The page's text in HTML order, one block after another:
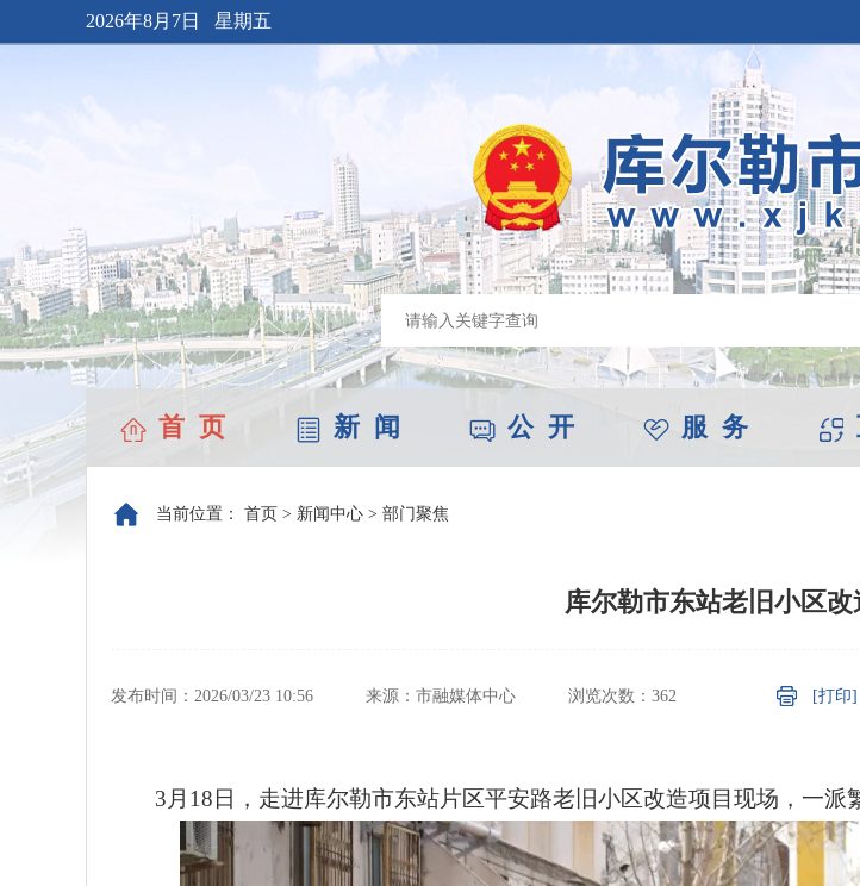
2026年8月7日 星期五
首 页 新 闻 公 开 服 务
当前位置： 首页 > 新闻中心 > 部门聚焦
库尔勒市东站老旧小区
发布时间：2026/03/23 10:56 来源：市融媒体中心 浏览次数： 362 [打印]
3月18日，走进库尔勒市东站片区平安路老旧小区改造项目现场，一派